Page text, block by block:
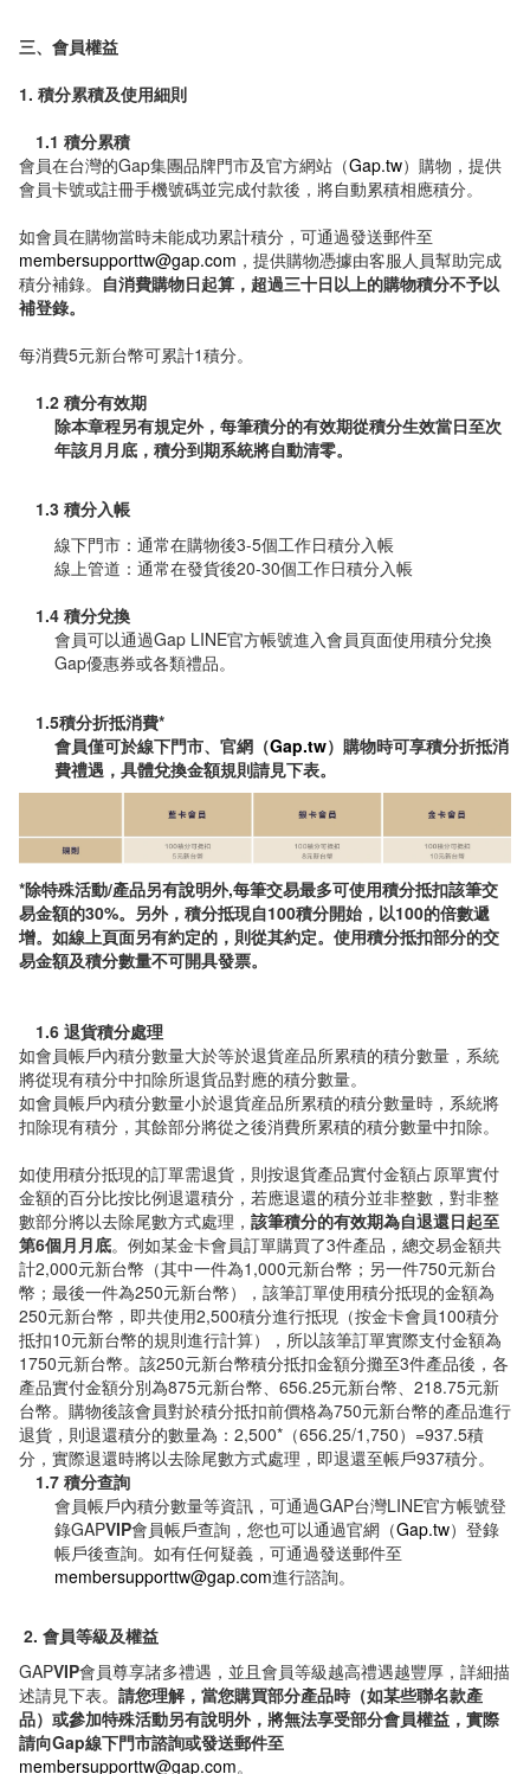
三、會員權益
1. 積分累積及使用細則
1.1 積分累積
會員在台灣的Gap集團品牌門市及官方網站（Gap.tw）購物，提供
會員卡號或註冊手機號碼並完成付款後，將自動累積相應積分。
如會員在購物當時未能成功累計積分，可通過發送郵件至
membersupporttw@gap.com ，提供購物憑據由客服人員幫助完成
積分補錄。 自消費購物日起算，超過三十日以上的購物積分不予以
補登錄。
每消費5元新台幣可累計1積分。
1.2 積分有效期
除本章程另有規定外，每筆積分的有效期從積分生效當日至次
年該月月底，積分到期系統將自動清零。
1.3 積分入帳
線下門市：通常在購物後3-5個工作日積分入帳
線上管道：通常在發貨後20-30個工作日積分入帳
1.4 積分兌換
會員可以通過Gap LINE官方帳號進入會員頁面使用積分兌換
Gap優惠券或各類禮品。
1.5積分折抵消費*
會員僅可於線下門市、官網（Gap.tw）購物時可享積分折抵消
費禮遇，具體兌換金額規則請見下表。
*除特殊活動/產品另有說明外,每筆交易最多可使用積分抵扣該筆交
易金額的30%。另外，積分抵現自100積分開始，以100的倍數遞
增。如線上頁面另有約定的，則從其約定。使用積分抵扣部分的交
易金額及積分數量不可開具發票。
1.6 退貨積分處理
如會員帳戶內積分數量大於等於退貨産品所累積的積分數量，系統
將從現有積分中扣除所退貨品對應的積分數量。
如會員帳戶內積分數量小於退貨産品所累積的積分數量時，系統將
扣除現有積分，其餘部分將從之後消費所累積的積分數量中扣除。
如使用積分抵現的訂單需退貨，則按退貨產品實付金額占原單實付
金額的百分比按比例退還積分，若應退還的積分並非整數，對非整
數部分將以去除尾數方式處理， 該筆積分的有效期為自退還日起至
第6個月月底。例如某金卡會員訂單購買了3件產品，總交易金額共
計2,000元新台幣（其中一件為1,000元新台幣；另一件750元新台
幣；最後一件為250元新台幣），該筆訂單使用積分抵現的金額為
250元新台幣，即共使用2,500積分進行抵現（按金卡會員100積分
抵扣10元新台幣的規則進行計算），所以該筆訂單實際支付金額為
1750元新台幣。該250元新台幣積分抵扣金額分攤至3件產品後，各
產品實付金額分別為875元新台幣、656.25元新台幣、218.75元新
台幣。購物後該會員對於積分抵扣前價格為750元新台幣的產品進行
退貨，則退還積分的數量為：2,500*（656.25/1,750）=937.5積
分，實際退還時將以去除尾數方式處理，即退還至帳戶937積分。
1.7 積分查詢
會員帳戶內積分數量等資訊，可通過GAP台灣LINE官方帳號登
錄GAPVIP會員帳戶查詢，您也可以通過官網（Gap.tw）登錄
帳戶後查詢。如有任何疑義，可通過發送郵件至
membersupporttw@gap.com進行諮詢。
2. 會員等級及權益
GAPVIP會員尊享諸多禮遇，並且會員等級越高禮遇越豐厚，詳細描
述請見下表。 請您理解，當您購買部分產品時（如某些聯名款產
品）或參加特殊活動另有說明外，將無法享受部分會員權益，實際
請向Gap線下門市諮詢或發送郵件至
membersupporttw@gap.com。